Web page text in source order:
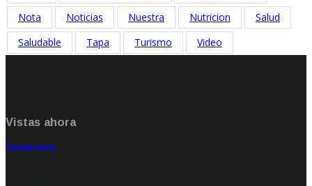
Nota
Noticias Nuestra Nutricion
Salud
Saludable
Tapa Turismo Video
Vistas ahora
Seminario